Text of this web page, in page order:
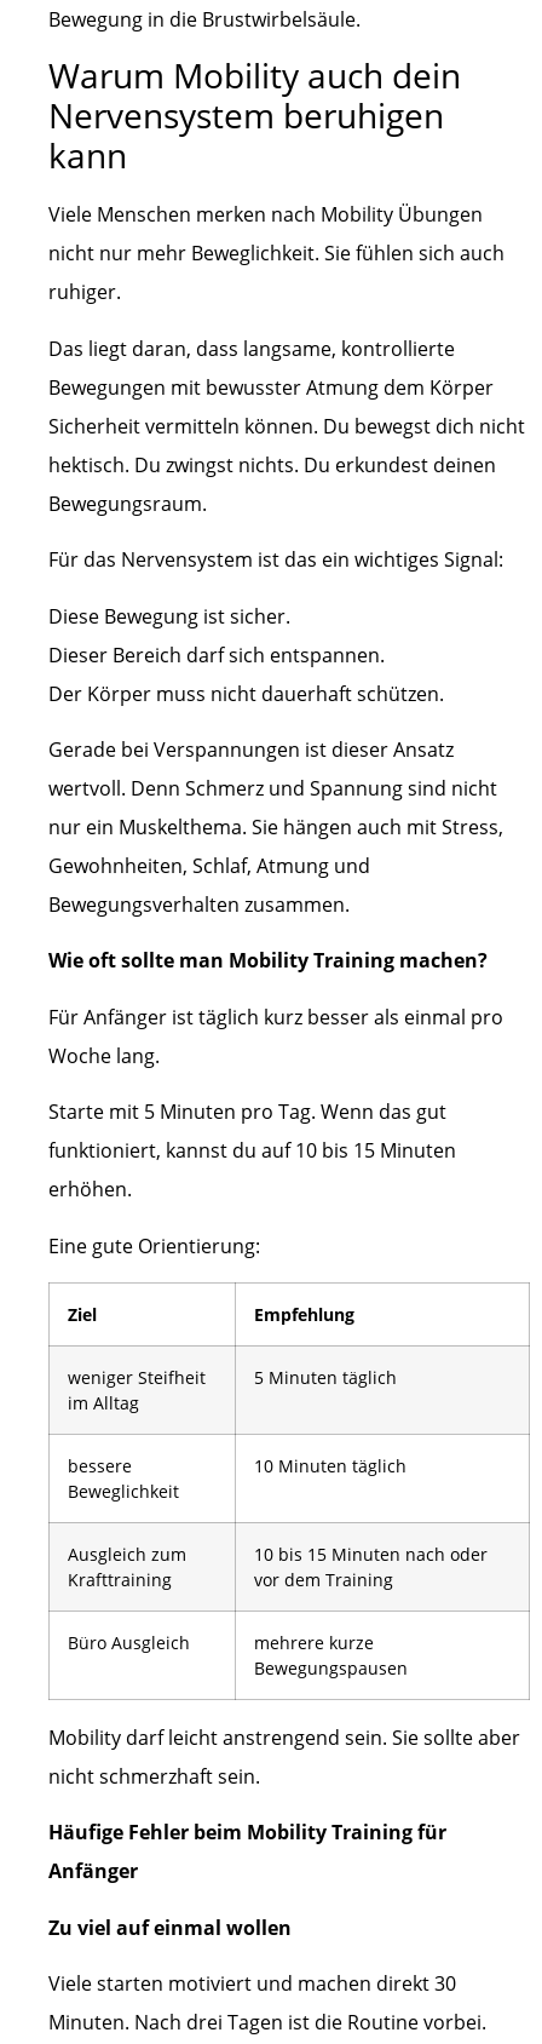
Bewegung in die Brustwirbelsäule.
Warum Mobility auch dein
Nervensystem beruhigen
kann
Viele Menschen merken nach Mobility Übungen
nicht nur mehr Beweglichkeit. Sie fühlen sich auch
ruhiger.
Das liegt daran, dass langsame, kontrollierte
Bewegungen mit bewusster Atmung dem Körper
Sicherheit vermitteln können. Du bewegst dich nicht
hektisch. Du zwingst nichts. Du erkundest deinen
Bewegungsraum.
Für das Nervensystem ist das ein wichtiges Signal:
Diese Bewegung ist sicher.
Dieser Bereich darf sich entspannen.
Der Körper muss nicht dauerhaft schützen.
Gerade bei Verspannungen ist dieser Ansatz
wertvoll. Denn Schmerz und Spannung sind nicht
nur ein Muskelthema. Sie hängen auch mit Stress,
Gewohnheiten, Schlaf, Atmung und
Bewegungsverhalten zusammen.
Wie oft sollte man Mobility Training machen?
Für Anfänger ist täglich kurz besser als einmal pro
Woche lang.
Starte mit 5 Minuten pro Tag. Wenn das gut
funktioniert, kannst du auf 10 bis 15 Minuten
erhöhen.
Eine gute Orientierung:
Ziel Empfehlung
weniger Steifheit
im Alltag
5 Minuten täglich
bessere
Beweglichkeit
10 Minuten täglich
Ausgleich zum
Krafttraining
10 bis 15 Minuten nach oder
vor dem Training
Büro Ausgleich
mehrere kurze
Bewegungspausen
Mobility darf leicht anstrengend sein. Sie sollte aber
nicht schmerzhaft sein.
Häufige Fehler beim Mobility Training für
Anfänger
Zu viel auf einmal wollen
Viele starten motiviert und machen direkt 30
Minuten. Nach drei Tagen ist die Routine vorbei.